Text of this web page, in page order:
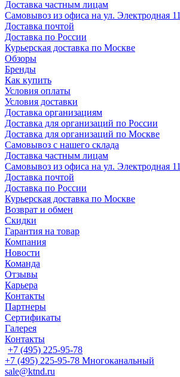
Доставка частным лицам
Самовывоз из офиса на ул. Электродная 11
Доставка почтой
Доставка по России
Курьерская доставка по Москве
Обзоры
Бренды
Как купить
Условия оплаты
Условия доставки
Доставка организациям
Доставка для организаций по России
Доставка для организаций по Москве
Самовывоз с нашего склада
Доставка частным лицам
Самовывоз из офиса на ул. Электродная 11
Доставка почтой
Доставка по России
Курьерская доставка по Москве
Возврат и обмен
Скидки
Гарантия на товар
Компания
Новости
Команда
Отзывы
Карьера
Контакты
Партнеры
Сертификаты
Галерея
Контакты
+7 (495) 225-95-78
+7 (495) 225-95-78 Многоканальный
sale@ktnd.ru